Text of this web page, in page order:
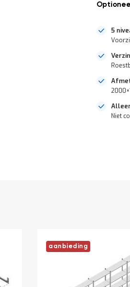
Optioneel
5
Niet
aanbieding